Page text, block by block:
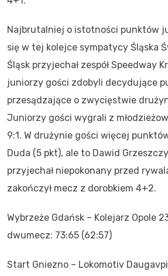
Najbrutalniej o istotności punktów
się w tej kolejce sympatycy Śląska
Śląsk przyjechał zespół Speedway
juniorzy gości zdobyli decydujące
przesądzające o zwycięstwie
Juniorzy gości wygrali z
9:1. W drużynie gości więcej
Duda (5 pkt), ale to Dawid
przyjechał niepokonany przed
zakończył mecz z dorobkiem 4+2.
Wybrzeże Gdańsk – Kolejarz Opole
dwumecz: 73:65 (62:57)
Start Gniezno – Lokomotiv